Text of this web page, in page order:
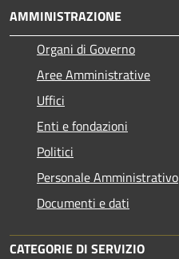
AMMINISTRAZIONE
Organi di Governo
Aree Amministrative
Uffici
Enti e fondazioni
Politici
Personale Amministrativo
Documenti e dati
CATEGORIE DI SERVIZIO